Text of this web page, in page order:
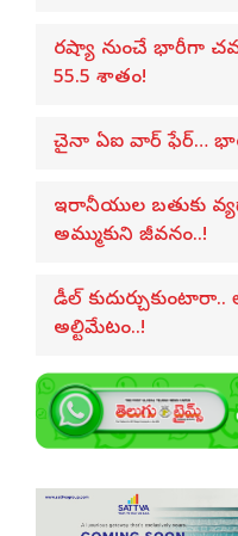
రష్యా నుంచే భారీగా
55.5 శాతం!
చైనా ఏఐ వార్ ఫేర్…
ఇరానీయుల బతుకు
అమ్ముకుని జీవనం..!
డీల్
అల్టిమేటం..!